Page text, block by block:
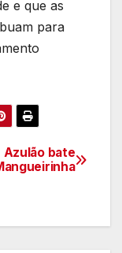
e que as
para
Azulão bate